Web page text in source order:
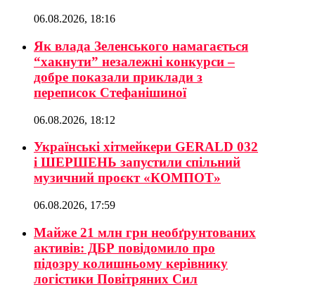
06.08.2026, 18:16
Як влада Зеленського намагається
“хакнути” незалежні конкурси –
добре показали приклади з
переписок Стефанішиної
06.08.2026, 18:12
Українські хітмейкери GERALD 032
і ШЕРШЕНЬ запустили спільний
музичний проєкт «КОМПОТ»
06.08.2026, 17:59
Майже 21 млн грн необґрунтованих
активів: ДБР повідомило про
підозру колишньому керівнику
логістики Повітряних Сил